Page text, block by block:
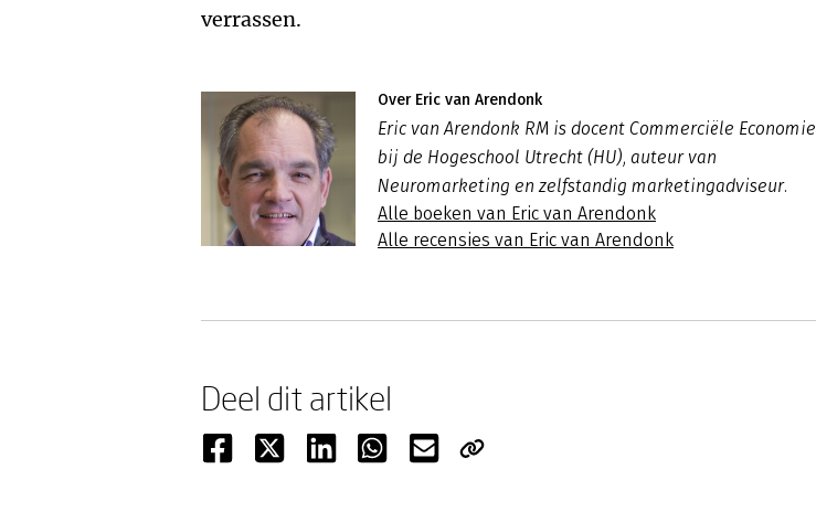
verrassen.
Over Eric van Arendonk
Eric van Arendonk RM is docent Commerciële Economie
bij de Hogeschool Utrecht (HU), auteur van
Neuromarketing en zelfstandig marketingadviseur.
Alle boeken van Eric van Arendonk
Alle recensies van Eric van Arendonk
Deel dit artikel